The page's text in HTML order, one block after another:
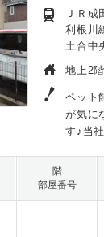
ＪＲ成
利根川
土合中
地上2
ペット
が気に
す♪当
階
部屋番号